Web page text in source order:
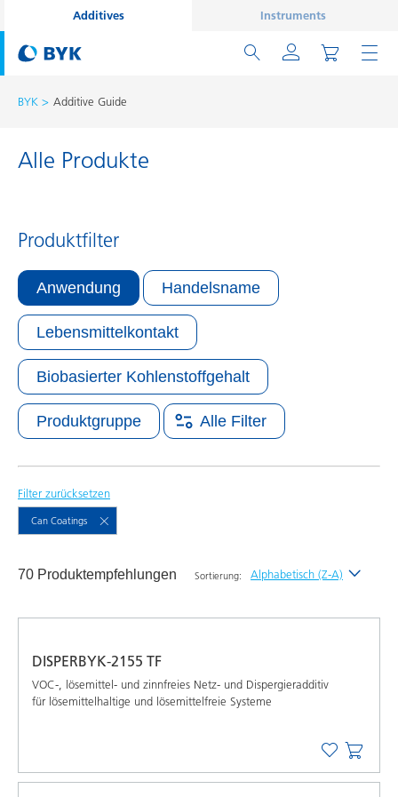
Additives Instruments
BYK Additive Guide
Alle Produkte
Produktfilter
Anwendung Handelsname
Lebensmittelkontakt
Biobasierter Kohlenstoffgehalt
Produktgruppe Alle Filter
Filter zurücksetzen
Can Coatings
70 Produktempfehlungen Sortierung: Alphabetisch (Z-A)
DISPERBYK-2155 TF
VOC-, lösemittel- und zinnfreies Netz- und Dispergieradditiv
für lösemittelhaltige und lösemittelfreie Systeme